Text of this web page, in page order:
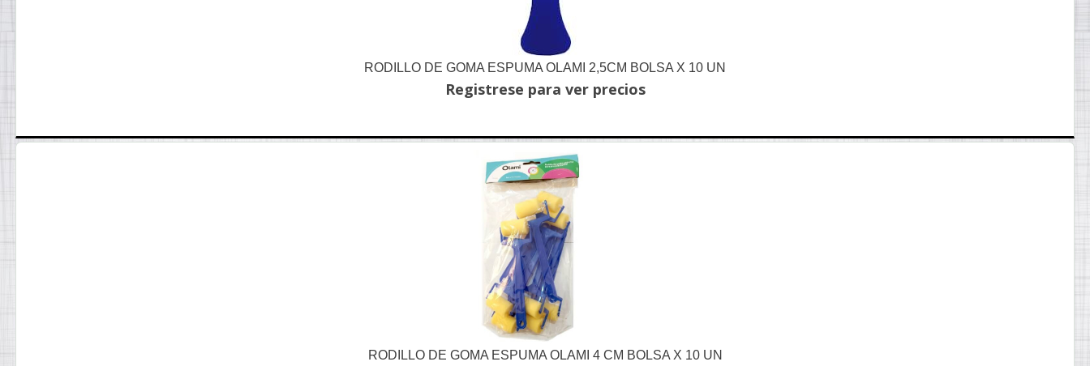
RODILLO DE GOMA ESPUMA OLAMI 2,5CM BOLSA X 10 UN
Registrese para ver precios
RODILLO DE GOMA ESPUMA OLAMI 4 CM BOLSA X 10 UN